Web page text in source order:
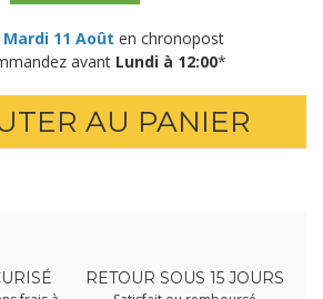
Mardi 11 Août en chronopost
avant Lundi à 12:00*
AU PANIER
RETOUR SOUS 15 JOURS